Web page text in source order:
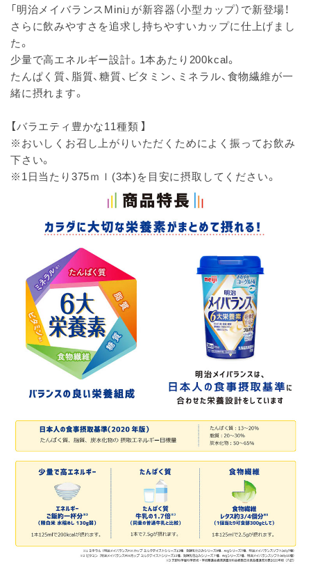
「明治メイバランスMini」が新容器（小型カップ）で新登場！
さらに飲みやすさを追求し持ちやすいカップに仕上げまし
た。
少量で高エネルギー設計。1本あたり200kcal。
たんぱく質、脂質、糖質、ビタミン、ミネラル、食物繊維が一
緒に摂れます。
【バラエティ豊かな11種類 】
※おいしくお召し上がりいただくためによく振ってお飲み
下さい。
※1日当たり375ｍｌ(3本)を目安に摂取してください。